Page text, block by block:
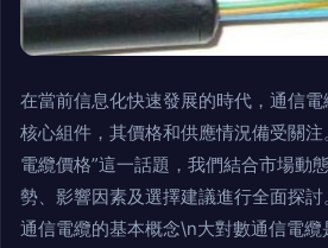
在當前信息化快速發展的時代，通信
核心組件，其價格和供應情況備受關
電纜價格”這一話題，我們結合市場動
勢、影響因素及選擇建議進行全面探
通信電纜的基本概念\n大對數通信電